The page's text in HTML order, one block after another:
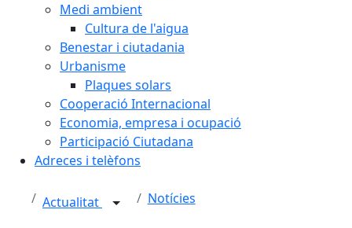
Medi ambient
Cultura de l'aigua
Benestar i ciutadania
Urbanisme
Plaques solars
Cooperació Internacional
Economia, empresa i ocupació
Participació Ciutadana
Adreces i telèfons
Actualitat Notícies